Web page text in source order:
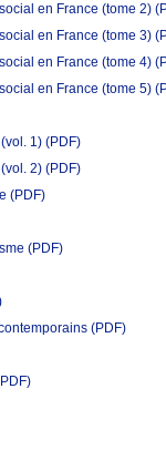
en France (tome 2)
en France (tome 3)
en France (tome 4)
en France (tome 5)
1) (PDF)
2) (PDF)
(PDF)
(PDF)
(PDF)